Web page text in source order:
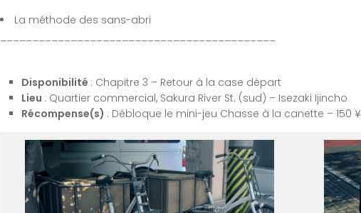
La méthode des sans-abri
___________________________________________
Disponibilité : Chapitre 3 – Retour à la case départ
Lieu : Quartier commercial, Sakura River St. (sud) – Isezaki Ijincho
Récompense(s) : Débloque le mini-jeu Chasse à la canette – 150 ¥